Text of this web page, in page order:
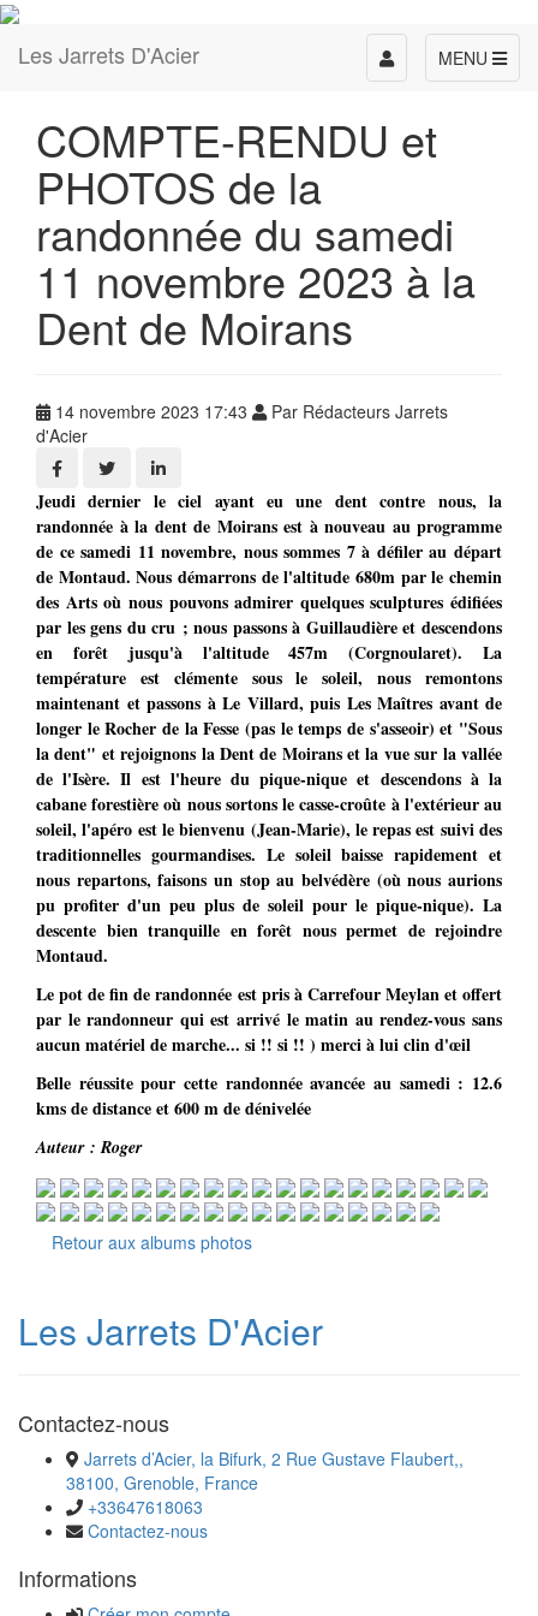
Les Jarrets D'Acier MENU
Toggle
navigation
COMPTE-RENDU et
PHOTOS de la
randonnée du samedi
11 novembre 2023 à la
Dent de Moirans
14 novembre 2023 17:43
Par Rédacteurs Jarrets
d'Acier
Jeudi dernier le ciel ayant eu une dent contre nous, la
randonnée à la dent de Moirans est à nouveau au programme
de ce samedi 11 novembre, nous sommes 7 à défiler au départ
de Montaud. Nous démarrons de l'altitude 680m par le chemin
des Arts où nous pouvons admirer quelques sculptures édifiées
par les gens du cru ; nous passons à Guillaudière et descendons
en forêt jusqu'à l'altitude 457m (Corgnoularet). La
température est clémente sous le soleil, nous remontons
maintenant et passons à Le Villard, puis Les Maîtres avant de
longer le Rocher de la Fesse (pas le temps de s'asseoir) et "Sous
la dent" et rejoignons la Dent de Moirans et la vue sur la vallée
de l'Isère. Il est l'heure du pique-nique et descendons à la
cabane forestière où nous sortons le casse-croûte à l'extérieur au
soleil, l'apéro est le bienvenu (Jean-Marie), le repas est suivi des
traditionnelles gourmandises. Le soleil baisse rapidement et
nous repartons, faisons un stop au belvédère (où nous aurions
pu profiter d'un peu plus de soleil pour le pique-nique). La
descente bien tranquille en forêt nous permet de rejoindre
Montaud.
Le pot de fin de randonnée est pris à Carrefour Meylan et offert
par le randonneur qui est arrivé le matin au rendez-vous sans
aucun matériel de marche... si !! si !! ) merci à lui clin d'œil
Belle réussite pour cette randonnée avancée au samedi : 12.6
kms de distance et 600 m de dénivelée
Auteur : Roger
Retour aux albums photos
Les Jarrets D'Acier
Contactez-nous
Jarrets d’Acier, la Bifurk, 2 Rue Gustave Flaubert,,
38100, Grenoble, France
+33647618063
Contactez-nous
Informations